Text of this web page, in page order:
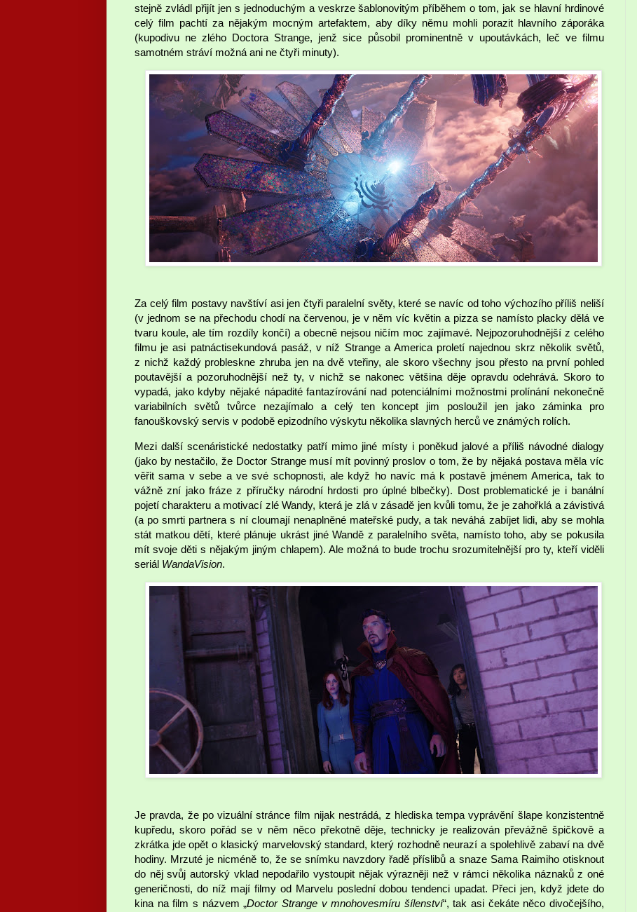
stejně zvládl přijít jen s jednoduchým a veskrze šablonovitým příběhem o tom, jak se hlavní hrdinové
celý film pachtí za nějakým mocným artefaktem, aby díky němu mohli porazit hlavního záporáka
(kupodivu ne zlého Doctora Strange, jenž sice působil prominentně v upoutávkách, leč ve filmu
samotném stráví možná ani ne čtyři minuty).
Za celý film postavy navštíví asi jen čtyři paralelní světy, které se navíc od toho výchozího příliš neliší
(v jednom se na přechodu chodí na červenou, je v něm víc květin a pizza se namísto placky dělá ve
tvaru koule, ale tím rozdíly končí) a obecně nejsou ničím moc zajímavé. Nejpozoruhodnější z celého
filmu je asi patnáctisekundová pasáž, v níž Strange a America proletí najednou skrz několik světů,
z nichž každý probleskne zhruba jen na dvě vteřiny, ale skoro všechny jsou přesto na první pohled
poutavější a pozoruhodnější než ty, v nichž se nakonec většina děje opravdu odehrává. Skoro to
vypadá, jako kdyby nějaké nápadité fantazírování nad potenciálními možnostmi prolínání nekonečně
variabilních světů tvůrce nezajímalo a celý ten koncept jim posloužil jen jako záminka pro
fanouškovský servis v podobě epizodního výskytu několika slavných herců ve známých rolích.
Mezi další scenáristické nedostatky patří mimo jiné místy i poněkud jalové a příliš návodné dialogy
(jako by nestačilo, že Doctor Strange musí mít povinný proslov o tom, že by nějaká postava měla víc
věřit sama v sebe a ve své schopnosti, ale když ho navíc má k postavě jménem America, tak to
vážně zní jako fráze z příručky národní hrdosti pro úplné blbečky). Dost problematické je i banální
pojetí charakteru a motivací zlé Wandy, která je zlá v zásadě jen kvůli tomu, že je zahořklá a závistivá
(a po smrti partnera s ní cloumají nenaplněné mateřské pudy, a tak neváhá zabíjet lidi, aby se mohla
stát matkou dětí, které plánuje ukrást jiné Wandě z paralelního světa, namísto toho, aby se pokusila
mít svoje děti s nějakým jiným chlapem). Ale možná to bude trochu srozumitelnější pro ty, kteří viděli
seriál WandaVision.
Je pravda, že po vizuální stránce film nijak nestrádá, z hlediska tempa vyprávění šlape konzistentně
kupředu, skoro pořád se v něm něco překotně děje, technicky je realizován převážně špičkově a
zkrátka jde opět o klasický marvelovský standard, který rozhodně neurazí a spolehlivě zabaví na dvě
hodiny. Mrzuté je nicméně to, že se snímku navzdory řadě příslibů a snaze Sama Raimiho otisknout
do něj svůj autorský vklad nepodařilo vystoupit nějak výrazněji než v rámci několika náznaků z oné
generičnosti, do níž mají filmy od Marvelu poslední dobou tendenci upadat. Přeci jen, když jdete do
kina na film s názvem „Doctor Strange v mnohovesmíru šílenství“, tak asi čekáte něco divočejšího,